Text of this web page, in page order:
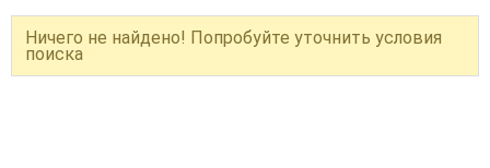
Ничего не найдено! Попробуйте уточнить условия
поиска